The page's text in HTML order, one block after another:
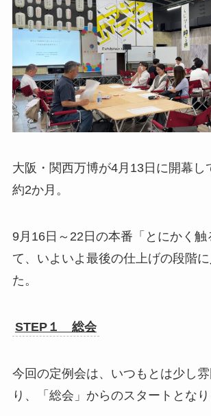
大阪・関西万博が4月13日に開幕し
約2か月。
9月16日～22日の本番「とにかく触
て、いよいよ最後の仕上げの段階
た。
STEP１ 総会
今回の定例会は、いつもとは少し
り、「総会」からのスタートとなり